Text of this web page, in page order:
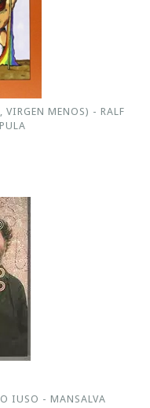
VIRGEN MENOS) - RALF
IUSO - MANSALVA